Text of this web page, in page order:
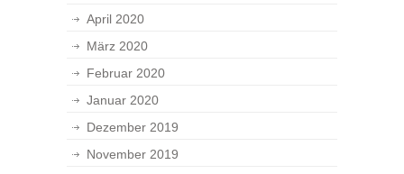
April 2020
März 2020
Februar 2020
Januar 2020
Dezember 2019
November 2019